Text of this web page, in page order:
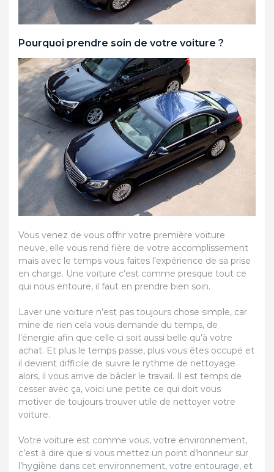
Pourquoi prendre soin de votre voiture ?
Vous venez de vous offrir votre première voiture
neuve, elle vous rend fière de votre accomplissement
mais avec le temps vous faites l’expérience de sa prise
en charge. Une voiture c’est comme presque tout ce
qui nous entoure, il faut en prendre bien soin.
Laver une voiture n’est pas toujours chose simple, car
mine de rien cela vous demande du temps, de
l’énergie afin que celle ci soit aussi belle qu’à votre
achat. Et plus le temps passe, plus vous êtes occupé et
il devient difficile de suivre le rythme de nettoyage
alors, il vous arrive de bâcler le travail. Il est temps de
cesser avec ça, voici une petite ce qui doit vous
motiver de toujours trouver utile de nettoyer votre
voiture.
Votre voiture est comme vous, votre environnement,
c’est à dire que si vous mettez un point d’honneur sur
l’hygiène dans cet environnement, votre entourage, et